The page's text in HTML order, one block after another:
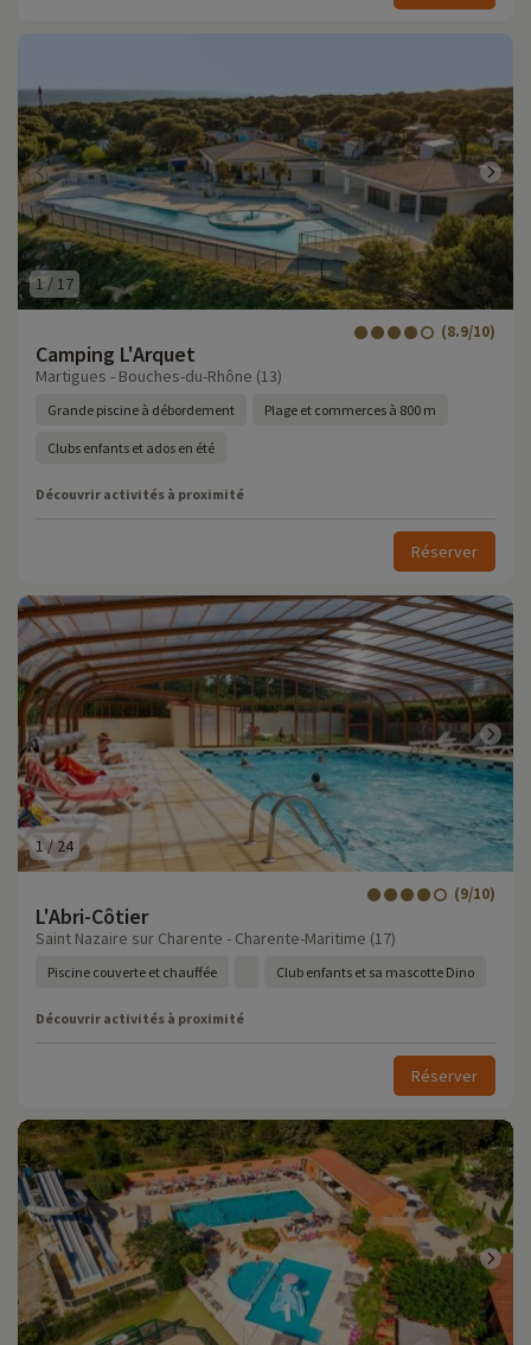
1/ 17
Camping L'Arquet
(8.9/10)
Martigues - Bouches-du-Rhône (13)
Grande piscine à débordement Plage et commerces à 800 m
Clubs enfants et ados en été
Découvrir activités à proximité
Réserver
1/24
L'Abri-Côtier
(9/10)
Saint Nazaire sur Charente - Charente-Maritime (17)
Piscine couverte et chauffée Club enfants et sa mascotte Dino
Découvrir activités à proximité
Réserver